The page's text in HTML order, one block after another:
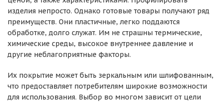
изделия непросто. Однако готовые товары получают ряд
преимуществ. Они пластичные, легко поддаются
обработке, долго служат. Им не страшны термические,
химические среды, высокое внутреннее давление и
другие неблагоприятные факторы.
Их покрытие может быть зеркальным или шлифованным,
что предоставляет потребителям широкие возможности
для использования. Выбор во многом зависит от цели